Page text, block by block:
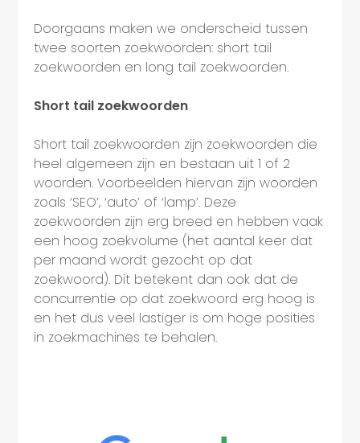
Doorgaans maken we onderscheid tussen
twee soorten zoekwoorden: short tail
zoekwoorden en long tail zoekwoorden.
Short tail zoekwoorden
Short tail zoekwoorden zijn zoekwoorden die
heel algemeen zijn en bestaan uit 1 of 2
woorden. Voorbeelden hiervan zijn woorden
zoals ‘SEO’, ‘auto’ of ‘lamp’. Deze
zoekwoorden zijn erg breed en hebben vaak
een hoog zoekvolume (het aantal keer dat
per maand wordt gezocht op dat
zoekwoord). Dit betekent dan ook dat de
concurrentie op dat zoekwoord erg hoog is
en het dus veel lastiger is om hoge posities
in zoekmachines te behalen.